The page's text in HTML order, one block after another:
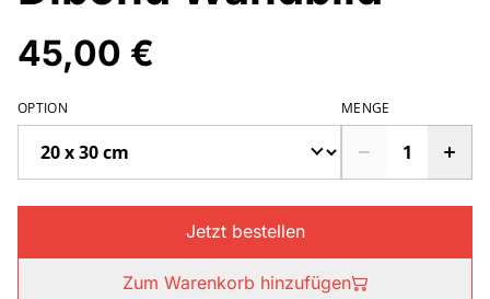
45,00 €
OPTION MENGE
Jetzt bestellen
Zum Warenkorb hinzufügen